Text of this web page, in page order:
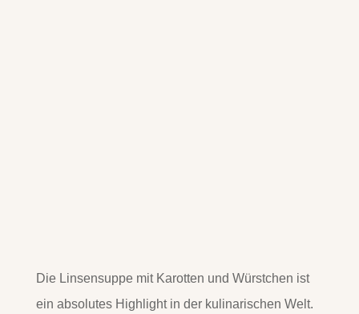
Die Linsensuppe mit Karotten und Würstchen ist
ein absolutes Highlight in der kulinarischen Welt.